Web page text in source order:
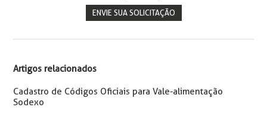
ENVIE SUA SOLICITAÇÃO
Artigos relacionados
Cadastro de Códigos Oficiais para Vale-alimentação
Sodexo